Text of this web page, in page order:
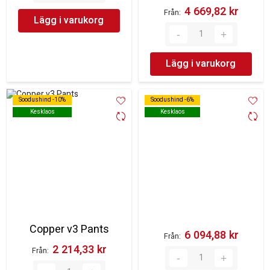
Lägg i varukorg
Från 4 669,82 kr‎
Lägg i varukorg
Soodushind -10%
Kesklaos
Soodushind -10%
Kesklaos
Copper v3 Pants
Från 2 214,33 kr‎
Soodushind -6%
Kesklaos
Soodushind -6%
Kesklaos
Från 6 094,88 kr‎